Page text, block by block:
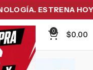
ESTRENA HOY
0
$0.00